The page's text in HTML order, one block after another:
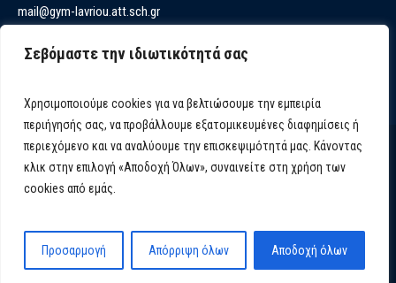
Σεβόμαστε την ιδιωτικότητά σας
Χρησιμοποιούμε cookies για να βελτιώσουμε την εμπειρία
περιήγησής σας, να προβάλλουμε εξατομικευμένες διαφημίσεις ή
περιεχόμενο και να αναλύουμε την επισκεψιμότητά μας. Κάνοντας
κλικ στην επιλογή «Αποδοχή Όλων», συναινείτε στη χρήση των
cookies από εμάς.
Προσαρμογή Απόρριψη όλων Αποδοχή όλων
mail@gym-lavriou.att.sch.gr
1gymnasiolavriou.gr © 2024 / All Rights Reserved